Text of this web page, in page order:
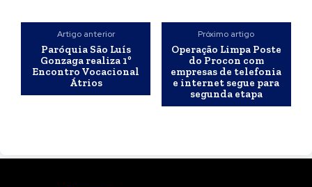
Artigo anterior
Paróquia São Luís
Gonzaga realiza 1º
Encontro Vocacional
Átrios
Próximo artigo
Operação Limpa Poste
do Procon com
empresas de telefonia
e internet segue para
segunda etapa